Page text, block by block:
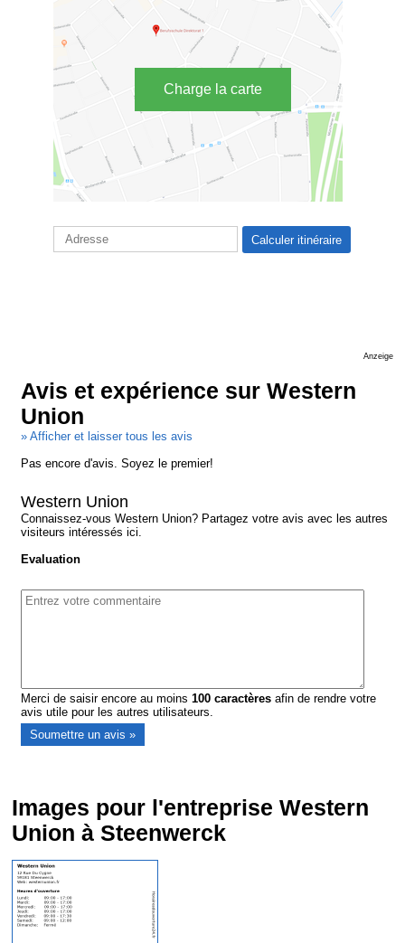
Charge la carte
Anzeige
Avis et expérience sur Western
Union
» Afficher et laisser tous les avis
Pas encore d'avis. Soyez le premier!
Western Union
Connaissez-vous Western Union? Partagez votre avis avec les autres
visiteurs intéressés ici.
Evaluation
Merci de saisir encore au moins100 caractères afin de rendre votre
avis utile pour les autres utilisateurs.
Images pour l'entreprise Western
Union à Steenwerck